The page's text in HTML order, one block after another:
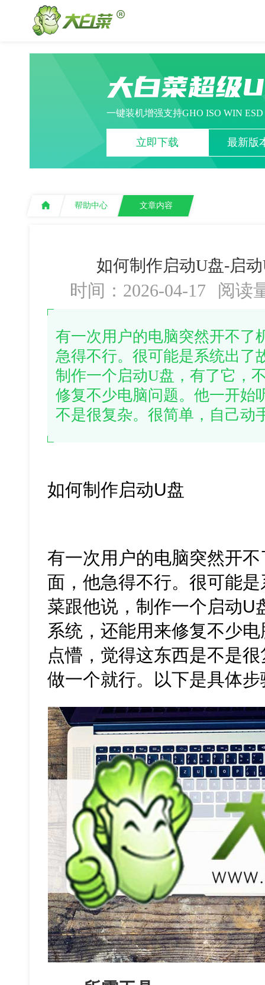
大白菜超级
一键装机增强支持GHO ISO WIN
立即下载 最新版
帮助中心 文章内容
如何制作启动U盘-启
时间：2026-04-17 阅读
有一次用户的电脑突然开不了
急得不行。很可能是系统出了
制作一个启动U盘，有了它，
修复不少电脑问题。他一开始
不是很复杂。很简单，自己动
如何制作启动U盘
有一次用户的电脑突然开
面，他急得不行。很可能
菜跟他说，制作一个启动U
系统，还能用来修复不少
点懵，觉得这东西是不是
做一个就行。以下是具体步